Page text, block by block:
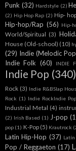
Punk (32) Hardstyle (2)
(2) Hip Hop Rap (2) Hip-
Hip-hop/Rap (56) Hip-
World/Spiritual (3)
House (Old-school) (10)
(29) Indie (Melodic
Indie Folk (60) INDIE
Indie Pop (340)
Rock (3) Indie R&BSlap
Rock (1) Indie RockIndie Pop
Industrial Metal (4)
(2) Irish Based (1) J-pop
pop (1) K-Pop (5) Krautrock
Latin Hip-Hop (37)
Pop / Reggaeton (17)